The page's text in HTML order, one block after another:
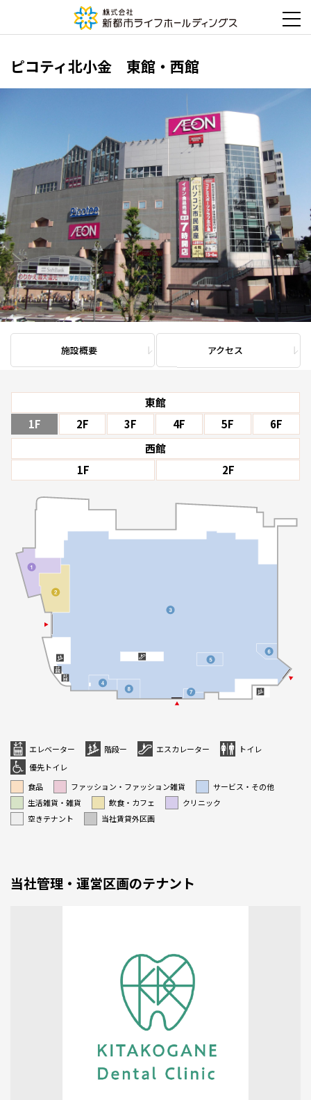
ピコティ北小金 東館・西館
施設概要 アクセス
東館
1F
2F 3F 4F 5F
6F
西館
1F
2F
エレベーター 階段ー エスカレーター
トイレ
優先トイレ
食品
ファッション・ファッション雑貨
サービス・その他
生活雑貨・雑貨
飲食・カフェ
クリニック
空きテナント
当社賃貸外区画
当社管理・運営区画のテナント